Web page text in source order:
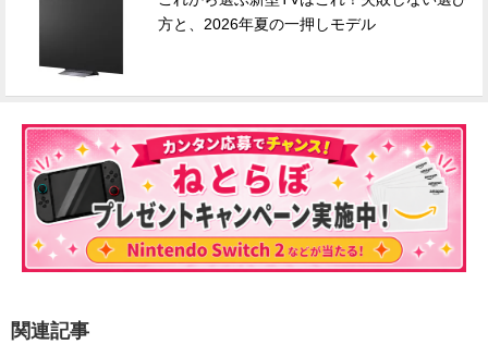
方と、2026年夏の一押しモデル
関連記事